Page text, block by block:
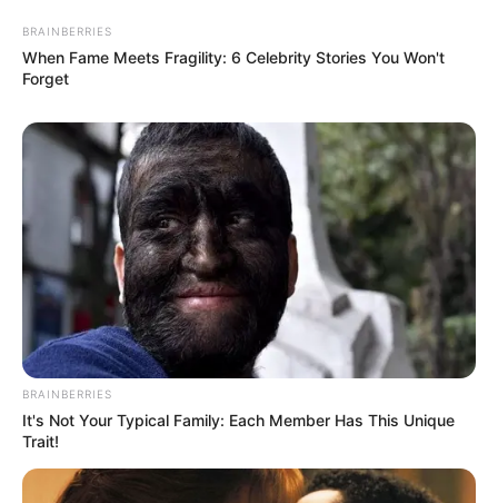
BRAINBERRIES
When Fame Meets Fragility: 6 Celebrity Stories You Won't
Forget
BRAINBERRIES
It's Not Your Typical Family: Each Member Has This Unique
Trait!